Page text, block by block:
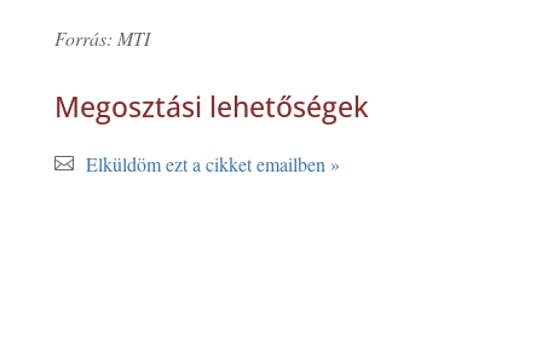
Forrás: MTI
Megosztási lehetőségek
Elküldöm ezt a cikket emailben »